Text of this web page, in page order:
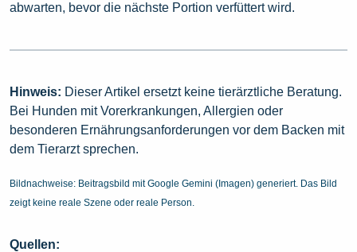
abwarten, bevor die nächste Portion verfüttert wird.
Hinweis: Dieser Artikel ersetzt keine tierärztliche Beratung.
Bei Hunden mit Vorerkrankungen, Allergien oder
besonderen Ernährungsanforderungen vor dem Backen mit
dem Tierarzt sprechen.
Bildnachweise: Beitragsbild mit Google Gemini (Imagen) generiert. Das Bild
zeigt keine reale Szene oder reale Person.
Quellen: